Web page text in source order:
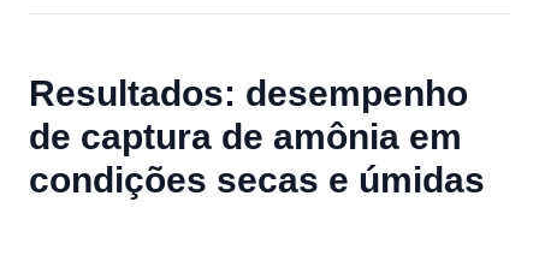
Resultados: desempenho
de captura de amônia em
condições secas e úmidas